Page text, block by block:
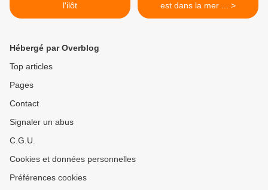
l'ilôt
est dans la mer ... >
Hébergé par Overblog
Top articles
Pages
Contact
Signaler un abus
C.G.U.
Cookies et données personnelles
Préférences cookies